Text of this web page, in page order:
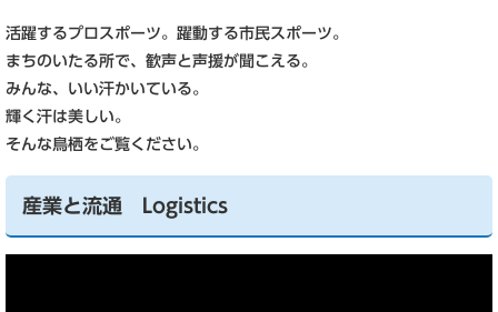
活躍するプロスポーツ。躍動する市民スポーツ。
まちのいたる所で、歓声と声援が聞こえる。
みんな、いい汗かいている。
輝く汗は美しい。
そんな鳥栖をご覧ください。
産業と流通 Logistics